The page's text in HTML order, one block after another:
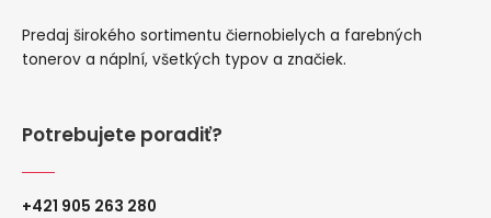
Predaj širokého sortimentu čiernobielych a farebných
tonerov a náplní, všetkých typov a značiek.
Potrebujete poradiť?
+421 905 263 280